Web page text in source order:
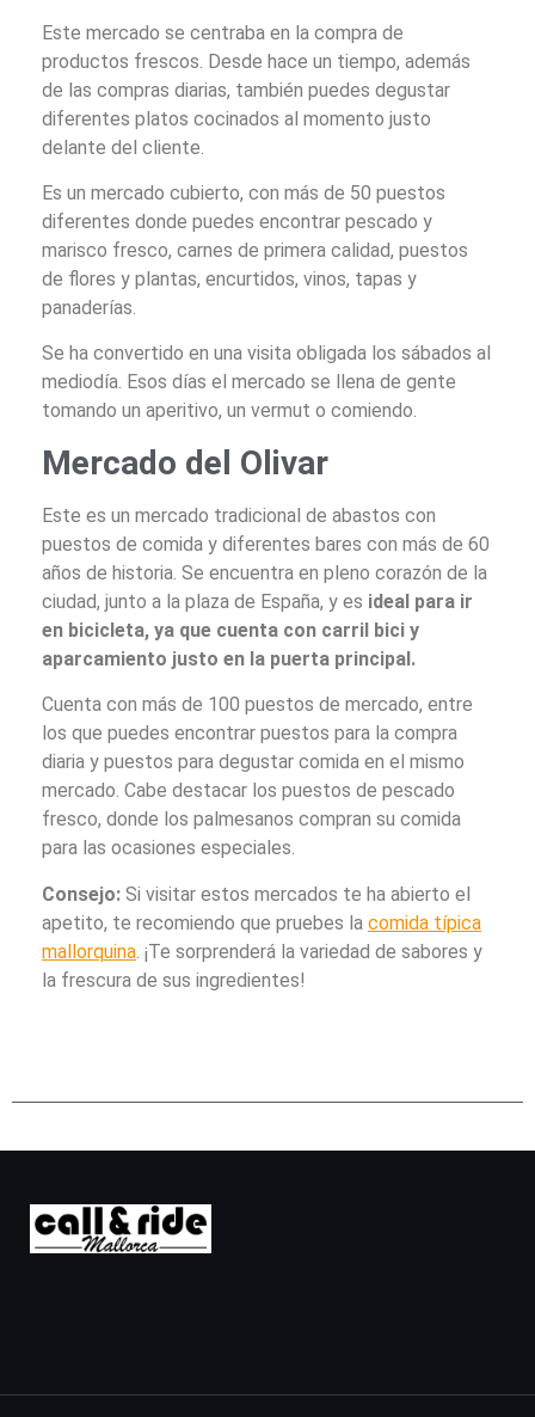
Este mercado se centraba en la compra de
productos frescos. Desde hace un tiempo, además
de las compras diarias, también puedes degustar
diferentes platos cocinados al momento justo
delante del cliente.
Es un mercado cubierto, con más de 50 puestos
diferentes donde puedes encontrar pescado y
marisco fresco, carnes de primera calidad, puestos
de flores y plantas, encurtidos, vinos, tapas y
panaderías.
Se ha convertido en una visita obligada los sábados al
mediodía. Esos días el mercado se llena de gente
tomando un aperitivo, un vermut o comiendo.
Mercado del Olivar
Este es un mercado tradicional de abastos con
puestos de comida y diferentes bares con más de 60
años de historia. Se encuentra en pleno corazón de la
ciudad, junto a la plaza de España, y es ideal para ir
en bicicleta, ya que cuenta con carril bici y
aparcamiento justo en la puerta principal.
Cuenta con más de 100 puestos de mercado, entre
los que puedes encontrar puestos para la compra
diaria y puestos para degustar comida en el mismo
mercado. Cabe destacar los puestos de pescado
fresco, donde los palmesanos compran su comida
para las ocasiones especiales.
Consejo: Si visitar estos mercados te ha abierto el
apetito, te recomiendo que pruebes la comida típica
mallorquina . ¡Te sorprenderá la variedad de sabores y
la frescura de sus ingredientes!